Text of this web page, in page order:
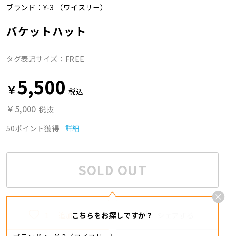
ブランド：Y-3 （ワイスリー）
バケットハット
タグ表記サイズ：FREE
￥5,500 税込
￥5,000 税抜
50ポイント獲得
詳細
SOLD OUT
こちらをお探しですか？
追加する